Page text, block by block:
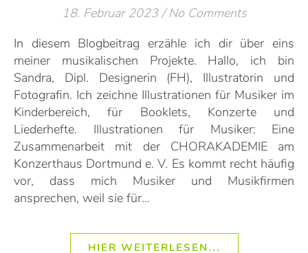
18. Februar 2023 / No Comments
In diesem Blogbeitrag erzähle ich dir über eins
meiner musikalischen Projekte. Hallo, ich bin
Sandra, Dipl. Designerin (FH), Illustratorin und
Fotografin. Ich zeichne Illustrationen für Musiker im
Kinderbereich, für Booklets, Konzerte und
Liederhefte. Illustrationen für Musiker: Eine
Zusammenarbeit mit der CHORAKADEMIE am
Konzerthaus Dortmund e. V. Es kommt recht häufig
vor, dass mich Musiker und Musikfirmen
ansprechen, weil sie für…
HIER WEITERLESEN...